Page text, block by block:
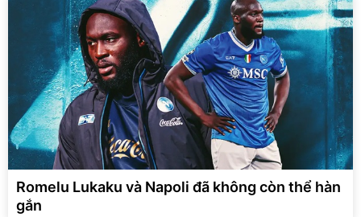
Romelu Lukaku và Napoli đã không còn thể hàn
gắn